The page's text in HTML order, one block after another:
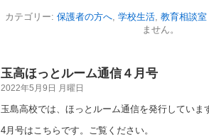
カテゴリー: 保護者の方へ, 学校生活, 教育相談室
ません。
玉高ほっとルーム通信４月号
2022年5月9日 月曜日
玉島高校では、ほっとルーム通信を発行していま
4月号はこちらです。ご覧ください。